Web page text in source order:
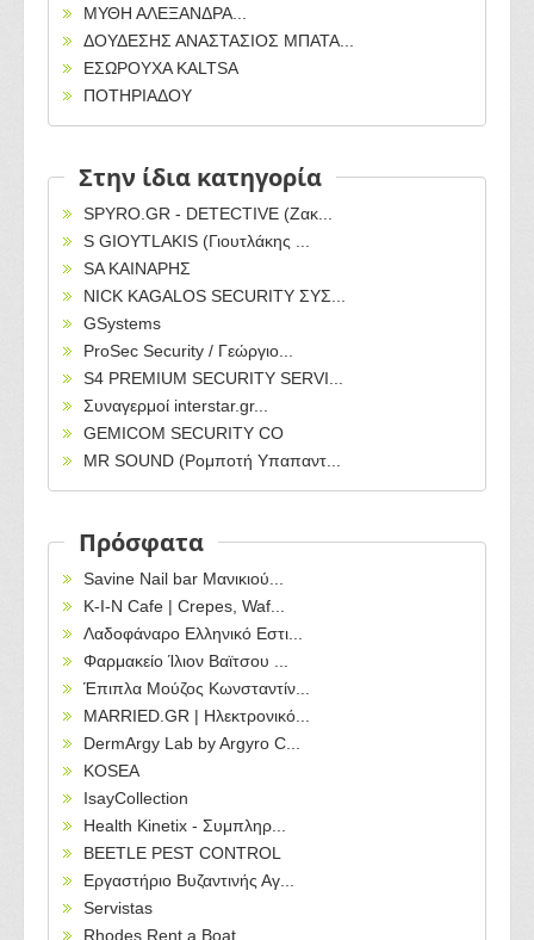
ΜΥΘΗ ΑΛΕΞΑΝΔΡΑ...
ΔΟΥΔΕΣΗΣ ΑΝΑΣΤΑΣΙΟΣ ΜΠΑΤΑ...
ΕΣΩΡΟΥΧΑ KALTSA
ΠΟΤΗΡΙΑΔΟΥ
Στην ίδια κατηγορία
SPYRO.GR - DETECTIVE (Ζακ...
S GIOYTLAKIS (Γιουτλάκης ...
SA ΚΑΙΝΑΡΗΣ
NICK KAGALOS SECURITY ΣΥΣ...
GSystems
ProSec Security / Γεώργιο...
S4 PREMIUM SECURITY SERVI...
Συναγερμοί interstar.gr...
GEMICOM SECURITY CO
MR SOUND (Ρομποτή Υπαπαντ...
Πρόσφατα
Savine Nail bar Μανικιού...
Κ-Ι-Ν Cafe | Crepes, Waf...
Λαδοφάναρο Ελληνικό Εστι...
Φαρμακείο Ίλιον Βαϊτσου ...
Έπιπλα Μούζος Κωνσταντίν...
MARRIED.GR | Ηλεκτρονικό...
DermArgy Lab by Argyro C...
KOSEA
IsayCollection
Health Kinetix - Συμπληρ...
BEETLE PEST CONTROL
Εργαστήριο Βυζαντινής Αγ...
Servistas
Rhodes Rent a Boat